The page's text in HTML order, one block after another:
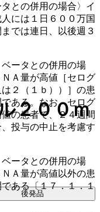
との併用の場合〉イ
には１日６００万国
では連日、以後週３
ータとの併用の場
Ａ量が高値［セログ
２（１ｂ））］の患
ある。なお、セログ
の患者で、２４週間
投与の中止を考慮す
ータとの併用の場
Ａ量が高値以外の患
ある〔１７．１．１
２００ｍ
後発品